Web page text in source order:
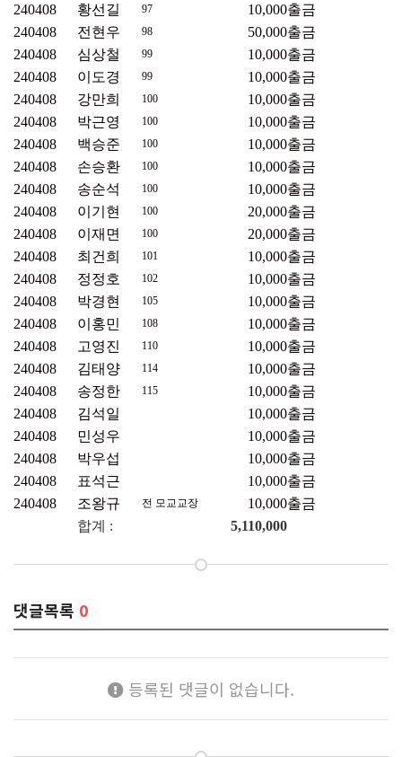
240408
황선길 97 10,000출금
240408
전현우 98 50,000출금
240408
심상철 99 10,000출금
240408
이도경 99 10,000출금
240408
강만희 100 10,000출금
240408
박근영 100 10,000출금
240408
백승준 100 10,000출금
240408
손승환 100 10,000출금
240408
송순석 100 10,000출금
240408
이기현 100 20,000출금
240408
이재면 100 20,000출금
240408
최건희 101 10,000출금
240408
정정호 102 10,000출금
240408
박경현 105 10,000출금
240408
이홍민 108 10,000출금
240408
고영진 110 10,000출금
240408
김태양 114 10,000출금
240408
송정한 115 10,000출금
240408
김석일 10,000출금
240408
민성우 10,000출금
240408
박우섭 10,000출금
240408
표석근 10,000출금
240408
조왕규 전 모교교장 10,000출금
합계 :
5,110,000
댓글목록 0
등록된 댓글이 없습니다.